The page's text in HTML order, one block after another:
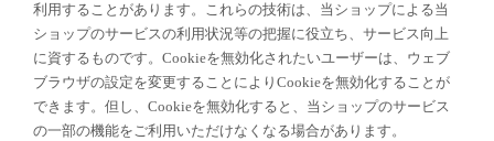
利用することがあります。これらの技術は、当ショップによる当
ショップのサービスの利用状況等の把握に役立ち、サービス向上
に資するものです。Cookieを無効化されたいユーザーは、ウェブ
ブラウザの設定を変更することによりCookieを無効化することが
できます。但し、Cookieを無効化すると、当ショップのサービス
の一部の機能をご利用いただけなくなる場合があります。